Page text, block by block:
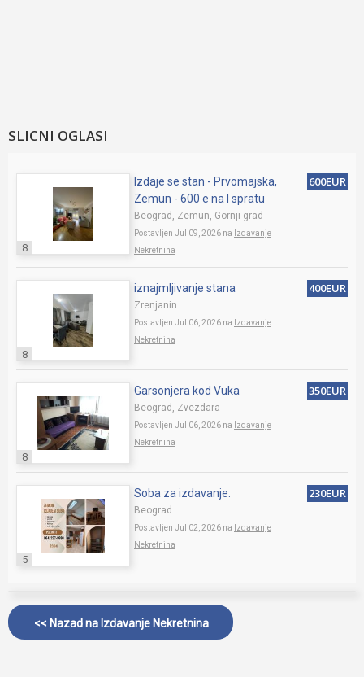
SLICNI OGLASI
8
Izdaje se stan - Prvomajska,
Zemun - 600 e na I spratu
Beograd, Zemun, Gornji grad
Postavljen Jul 09, 2026 na
Izdavanje
Nekretnina
600EUR
8
iznajmljivanje stana
Zrenjanin
Postavljen Jul 06, 2026 na
Izdavanje
Nekretnina
400EUR
8
Garsonjera kod Vuka
Beograd, Zvezdara
Postavljen Jul 06, 2026 na
Izdavanje
Nekretnina
350EUR
5
Soba za izdavanje.
Beograd
Postavljen Jul 02, 2026 na
Izdavanje
Nekretnina
230EUR
<< Nazad na Izdavanje Nekretnina